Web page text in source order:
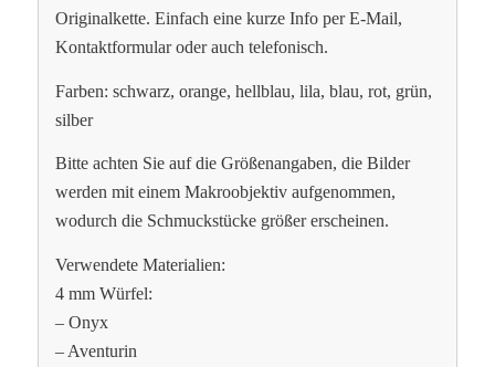
Originalkette. Einfach eine kurze Info per E-Mail,
Kontaktformular oder auch telefonisch.
Farben: schwarz, orange, hellblau, lila, blau, rot, grün,
silber
Bitte achten Sie auf die Größenangaben, die Bilder
werden mit einem Makroobjektiv aufgenommen,
wodurch die Schmuckstücke größer erscheinen.
Verwendete Materialien:
4 mm Würfel:
– Onyx
– Aventurin